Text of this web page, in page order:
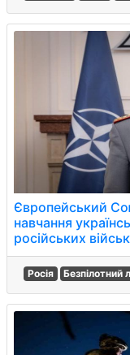
Європейський
навчання
російських
Росія Безпілотний